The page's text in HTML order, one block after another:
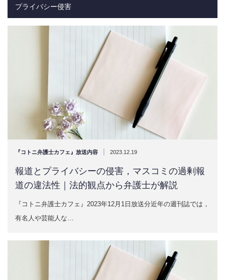
プライバシー侵害
『コトニ弁護士カフェ』放送内容 | 2023.12.19
報道とプライバシーの侵害，マスコミの過剰報
道の違法性｜法的観点から弁護士が解説
『コトニ弁護士カフェ』2023年12月1日放送分近年の週刊誌では，
有名人や芸能人な…